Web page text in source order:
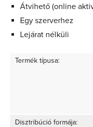
Átvihető (online
Egy szerverhez
Lejárat nélküli
Termék típusa:
Disztribúció formája: